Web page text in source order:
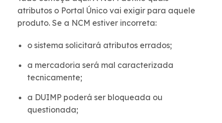
atributos o Portal Único vai exigir para aquele
produto. Se a NCM estiver incorreta:
o sistema solicitará atributos errados;
a mercadoria será mal caracterizada
tecnicamente;
a DUIMP poderá ser bloqueada ou
questionada;